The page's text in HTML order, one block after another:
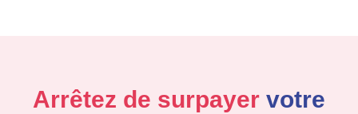
Arrêtez de surpayer votre